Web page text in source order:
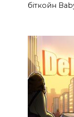
біткойн